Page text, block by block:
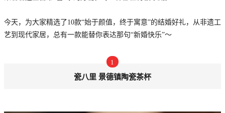
今天，为大家精选了10款“始于颜值，终于寓意”的结婚好礼，从非遗工
艺到现代家居，总有一款能替你表达那句“新婚快乐”～
1
瓷八里 景德镇陶瓷茶杯